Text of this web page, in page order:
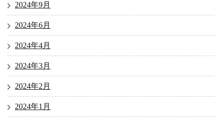
2024年9月
2024年6月
2024年4月
2024年3月
2024年2月
2024年1月